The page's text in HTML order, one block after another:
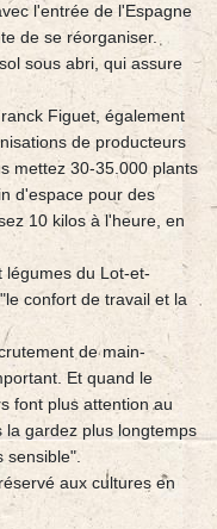
l'entrée de l'Espagne
de se réorganiser.
sous abri, qui assure
Figuet, également
de producteurs
mettez 30-35.000 plants
d'espace pour des
10 kilos à l'heure, en
légumes du Lot-et-
confort de travail et la
de main-
Et quand le
font plus attention au
gardez plus longtemps
sensible".
aux cultures en